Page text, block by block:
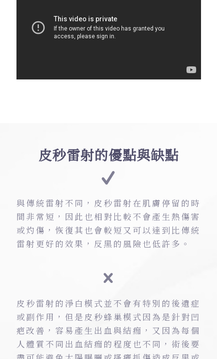
皮秒雷射的優點與缺點
與傳統雷射不同，皮秒雷射在肌膚停留的時
間非常短，因此也相對比較不會產生熱傷害
或灼傷，恢復其也會較短又可以達到比傳統
雷射更好的效果，反黑的風險也低許多。
皮秒雷射的淨白模式並不會有特別的後遺症
或副作用，但是皮秒蜂巢模式因為是針對凹
疤改善，容易產生出血與結痂，又因為每個
人體質不同出血結痂的程度也不同，術後要